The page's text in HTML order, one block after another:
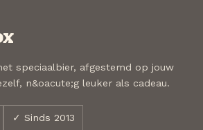
speciaalbier, afgestemd op jouw
n&oacute;g leuker als cadeau.
✓ Sinds 2013